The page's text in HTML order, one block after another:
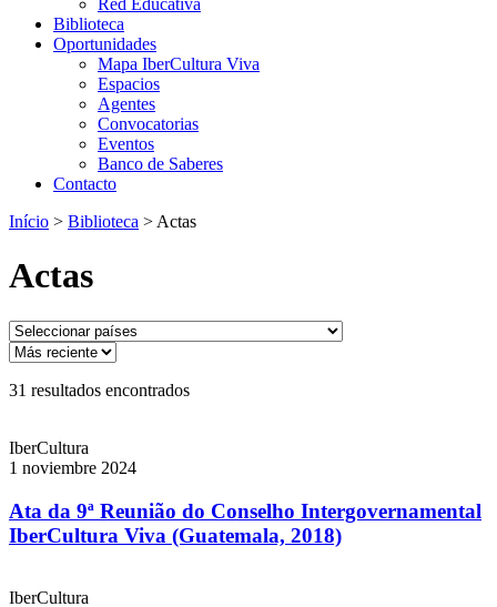
Red Educativa
Biblioteca
Oportunidades
Mapa IberCultura Viva
Espacios
Agentes
Convocatorias
Eventos
Banco de Saberes
Contacto
Início > Biblioteca > Actas
Actas
31 resultados encontrados
IberCultura
1 noviembre 2024
Ata da 9ª Reunião do Conselho Intergovernamental
IberCultura Viva (Guatemala, 2018)
IberCultura